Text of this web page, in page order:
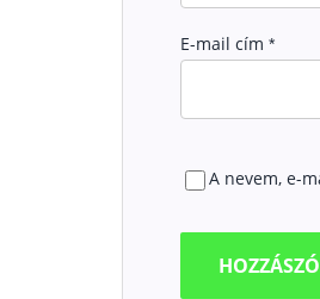
E-mail cím *
A nevem, e-